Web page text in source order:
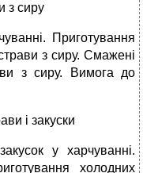
з сиру
Приготування
з сиру. Смажені
з сиру. Вимога до
і закуски
у харчуванні.
холодних